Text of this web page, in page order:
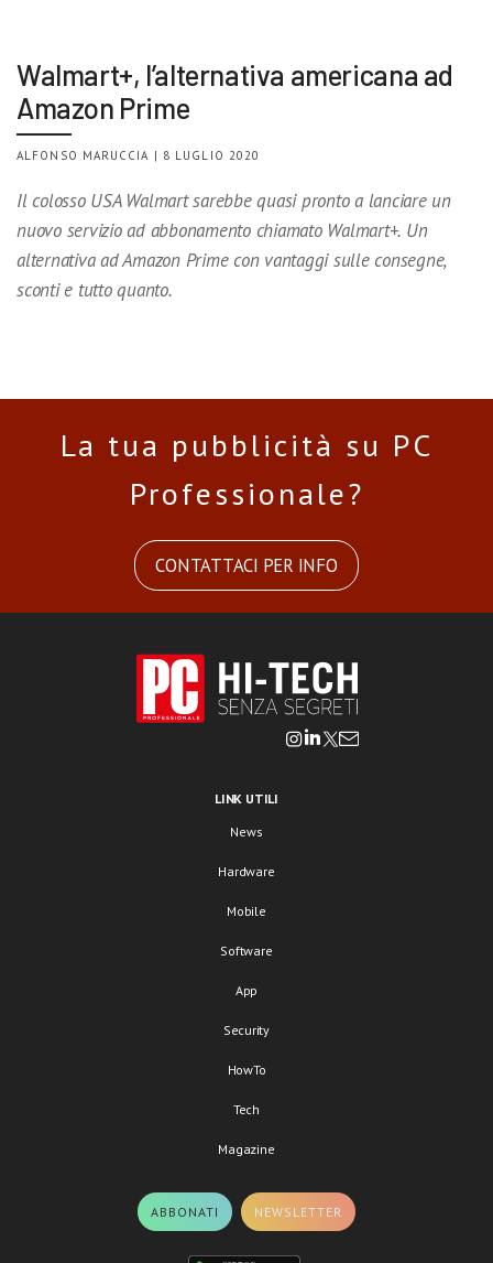
Walmart+, l’alternativa americana ad
Amazon Prime
ALFONSO MARUCCIA | 8 LUGLIO 2020
Il colosso USA Walmart sarebbe quasi pronto a lanciare un
nuovo servizio ad abbonamento chiamato Walmart+. Un
alternativa ad Amazon Prime con vantaggi sulle consegne,
sconti e tutto quanto.
La tua pubblicità su PC
Professionale?
CONTATTACI PER INFO
LINK UTILI
News
Hardware
Mobile
Software
App
Security
HowTo
Tech
Magazine
ABBONATI NEWSLETTER